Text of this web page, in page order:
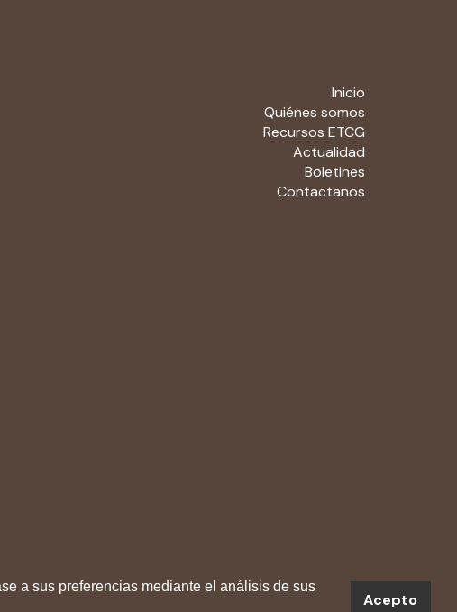
a sus preferencias mediante el análisis de sus
Acepto
Inicio
Quiénes somos
Recursos ETCG
Actualidad
Boletines
Contactanos
y Educadores para una ciudadanía global